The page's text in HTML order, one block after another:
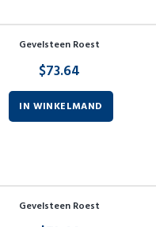
Gevelsteen Roest
$73.64
IN WINKELMAND
Gevelsteen Roest